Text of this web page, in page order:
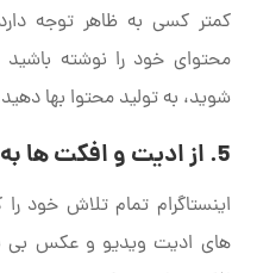
کمتر کسی به ظاهر توجه
محتوای خود را نوشته باشید
شوید، به تولید محتوا بها
5. از ادیت و افکت ها به درستی استفاده کنید
اینستاگرام تمام تلاش خود
های ادیت ویدیو و عکس بی